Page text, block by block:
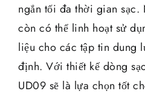
ngắn tối đa thời gian
còn có thể linh hoạt sử
liệu cho các tập tin dung
định. Với thiết kế dòng
UD09 sẽ là lựa chọn tốt